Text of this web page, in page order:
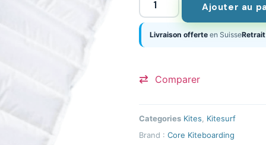
Ajouter au
Livraison offerte en SuisseRetrait
Comparer
Categories Kites
Kitesurf
Brand : Core Kiteboarding